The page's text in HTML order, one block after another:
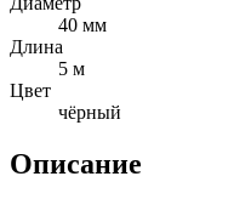
40 мм
Длина
5 м
Цвет
чёрный
Описание